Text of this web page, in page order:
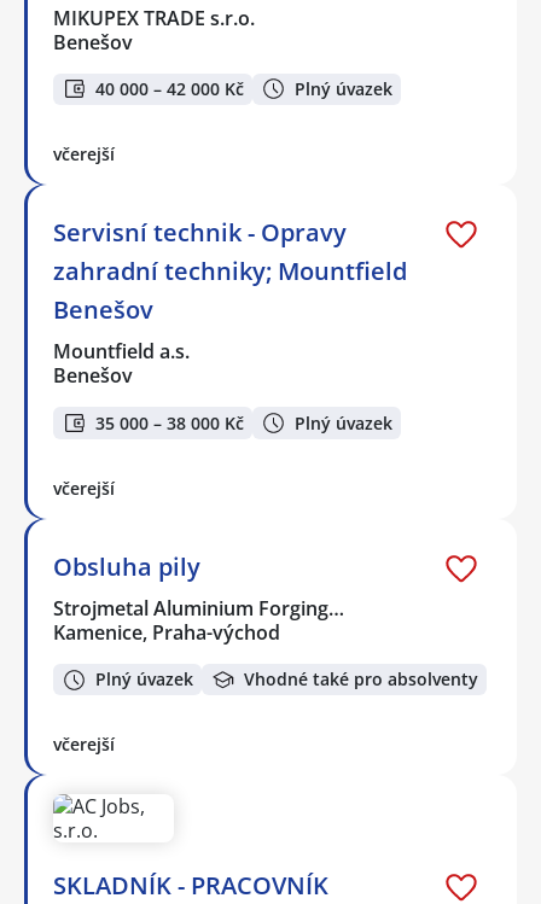
MIKUPEX TRADE s.r.o.
Benešov
40 000 – 42 000 Kč Plný úvazek
včerejší
Servisní technik - Opravy
zahradní techniky; Mountfield
Benešov
Mountfield a.s.
Benešov
35 000 – 38 000 Kč Plný úvazek
včerejší
Obsluha pily
Strojmetal Aluminium Forging…
Kamenice, Praha-východ
Plný úvazek Vhodné také pro absolventy
včerejší
SKLADNÍK - PRACOVNÍK